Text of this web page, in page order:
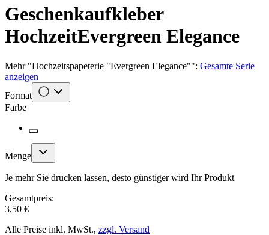
Geschenkaufkleber
HochzeitEvergreen Elegance
Mehr"Hochzeitspapeterie "Evergreen Elegance"": Gesamte Serie
anzeigen
Format
Farbe
Menge
Je mehr Sie drucken lassen, desto günstiger wird Ihr Produkt
Gesamtpreis:
3,50 €
Alle Preise inkl. MwSt., zzgl. Versand